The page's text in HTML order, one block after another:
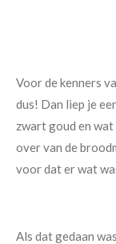
Voor de kenners
dus! Dan liep je
zwart goud en wat
over van de
voor dat er wat
Als dat gedaan